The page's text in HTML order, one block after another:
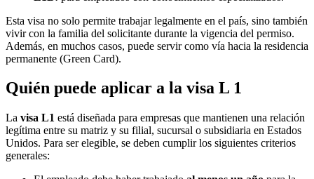
Esta visa no solo permite trabajar legalmente en el país, sino también
vivir con la familia del solicitante durante la vigencia del permiso.
Además, en muchos casos, puede servir como vía hacia la residencia
permanente (Green Card).
Quién puede aplicar a la visa L 1
La visa L1 está diseñada para empresas que mantienen una relación
legítima entre su matriz y su filial, sucursal o subsidiaria en Estados
Unidos. Para ser elegible, se deben cumplir los siguientes criterios
generales: